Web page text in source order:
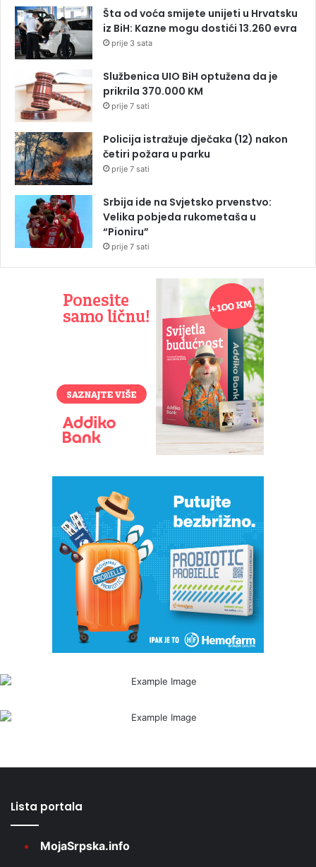
Šta od voća smijete unijeti u Hrvatsku
iz BiH: Kazne mogu dostići 13.260 evra
prije 3 sata
Službenica UIO BiH optužena da je
prikrila 370.000 KM
prije 7 sati
Policija istražuje dječaka (12) nakon
četiri požara u parku
prije 7 sati
Srbija ide na Svjetsko prvenstvo:
Velika pobjeda rukometaša u
“Pioniru”
prije 7 sati
Lista portala
MojaSrpska.info